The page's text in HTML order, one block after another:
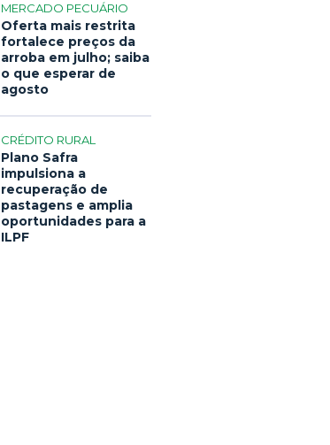
MERCADO PECUÁRIO
Oferta mais restrita
fortalece preços da
arroba em julho; saiba
o que esperar de
agosto
CRÉDITO RURAL
Plano Safra
impulsiona a
recuperação de
pastagens e amplia
oportunidades para a
ILPF